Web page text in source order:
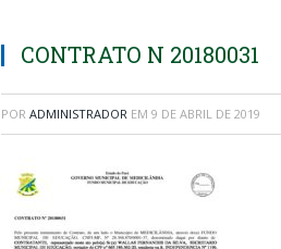
CONTRATO N 20180031
POR ADMINISTRADOR EM 9 DE ABRIL DE 2019